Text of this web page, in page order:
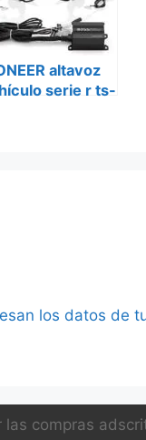
altavoz
serie r ts-
los datos de
compras